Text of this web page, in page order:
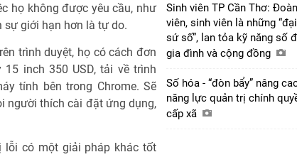
họ không được yêu cầu, như
sự giới hạn hơn là tự do.
trình duyệt, họ có cách đơn
inch 350 USD, tải về trình
tính bên trong Chrome. Sẽ
người thích cài đặt ứng dụng,
lỗi có một giải pháp khác tốt
Sinh viên TP Cần Thơ: Đoàn
viên, sinh viên là những “đại
sứ số”, lan tỏa kỹ năng số
gia đình và cộng đồng
Số hóa - “đòn bẩy” nâng
năng lực quản trị chính
cấp xã